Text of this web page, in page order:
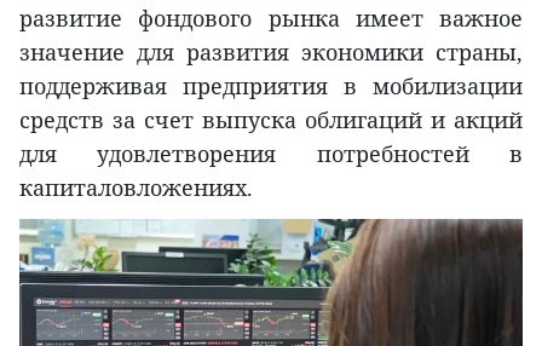
развитие фондового рынка имеет важное
значение для развития экономики страны,
поддерживая предприятия в мобилизации
средств за счет выпуска облигаций и акций
для удовлетворения потребностей в
капиталовложениях.